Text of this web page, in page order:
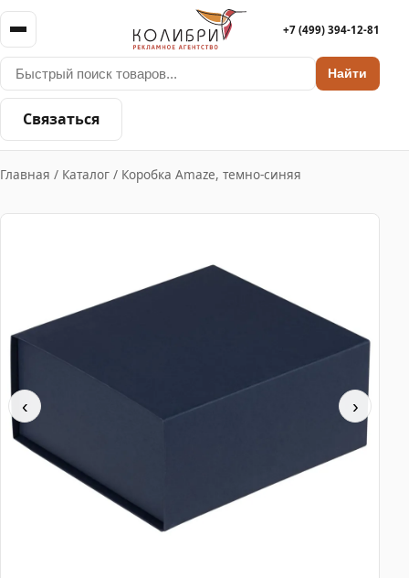
Найти
+7 (499) 394-12-81
Связаться
Главная / Каталог / Коробка Amaze, темно-синяя
‹ ›